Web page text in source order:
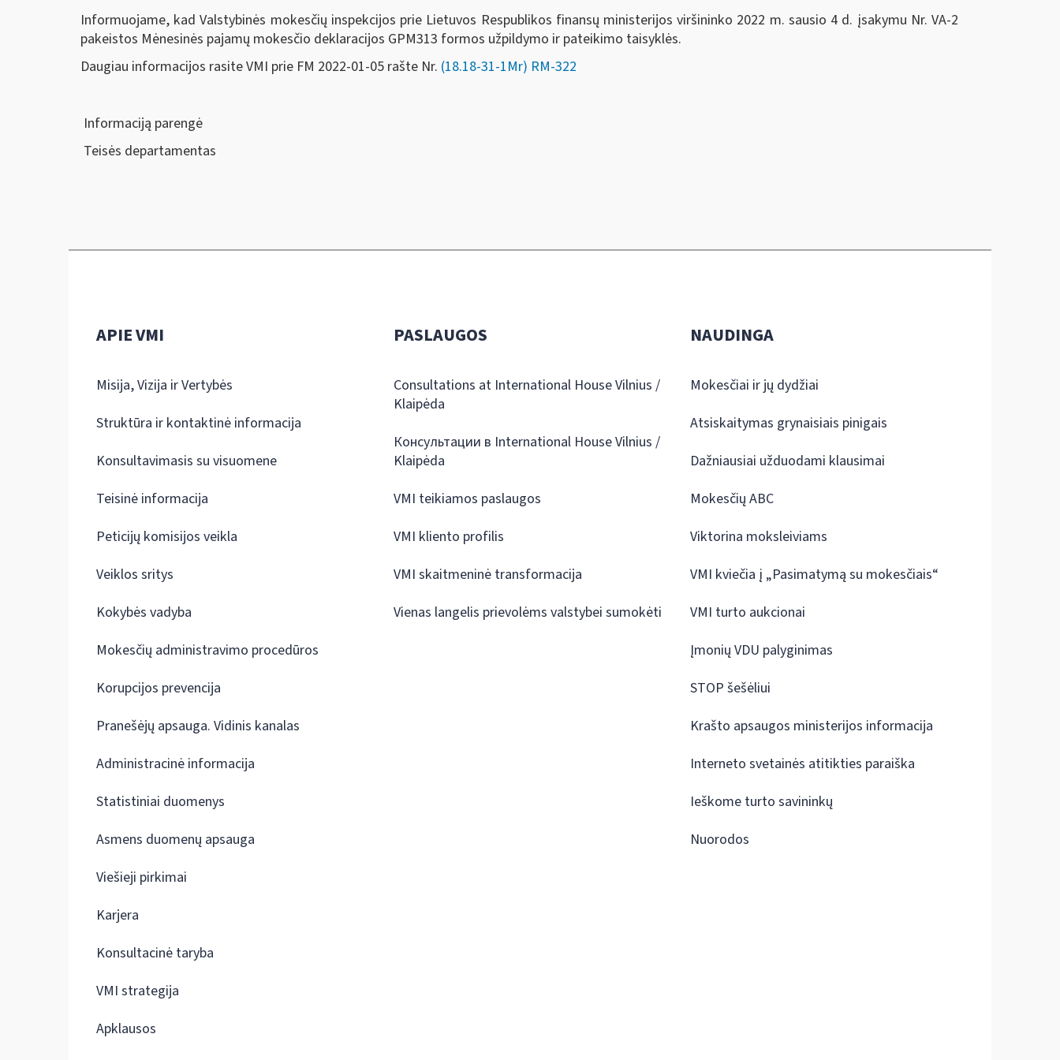
Informuojame, kad Valstybinės mokesčių inspekcijos prie Lietuvos Respublikos finansų ministerijos viršininko 2022 m. sausio 4 d. įsakymu Nr. VA-2
pakeistos Mėnesinės pajamų mokesčio deklaracijos GPM313 formos užpildymo ir pateikimo taisyklės.
Daugiau informacijos rasite VMI prie FM 2022-01-05 rašte Nr. (18.18-31-1Mr) RM-322
Informaciją parengė
Teisės departamentas
APIE VMI
Misija, Vizija ir Vertybės
Struktūra ir kontaktinė informacija
Konsultavimasis su visuomene
Teisinė informacija
Peticijų komisijos veikla
Veiklos sritys
Kokybės vadyba
Mokesčių administravimo procedūros
Korupcijos prevencija
Pranešėjų apsauga. Vidinis kanalas
Administracinė informacija
Statistiniai duomenys
Asmens duomenų apsauga
Viešieji pirkimai
Karjera
Konsultacinė taryba
VMI strategija
Apklausos
PASLAUGOS
Consultations at International House Vilnius /
Klaipėda
Консультации в International House Vilnius /
Klaipėda
VMI teikiamos paslaugos
VMI kliento profilis
VMI skaitmeninė transformacija
Vienas langelis prievolėms valstybei sumokėti
NAUDINGA
Mokesčiai ir jų dydžiai
Atsiskaitymas grynaisiais pinigais
Dažniausiai užduodami klausimai
Mokesčių ABC
Viktorina moksleiviams
VMI kviečia į „Pasimatymą su mokesčiais“
VMI turto aukcionai
Įmonių VDU palyginimas
STOP šešėliui
Krašto apsaugos ministerijos informacija
Interneto svetainės atitikties paraiška
Ieškome turto savininkų
Nuorodos